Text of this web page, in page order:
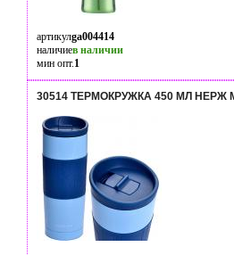
артикулga004414
наличиев наличии
мин опт.1
30514 ТЕРМОКРУЖКА 450 МЛ НЕРЖ